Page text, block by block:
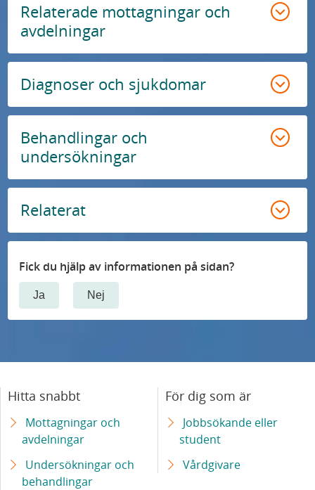
Relaterade mottagningar och
avdelningar
Diagnoser och sjukdomar
Behandlingar och
undersökningar
Relaterat
Fick du hjälp av informationen på sidan?
Ja Nej
Hitta snabbt
Mottagningar och
avdelningar
Undersökningar och
behandlingar
För dig som är
Jobbsökande eller
student
Vårdgivare